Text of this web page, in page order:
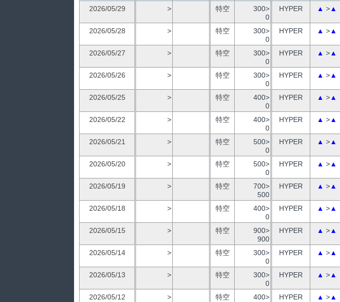
2026/05/29
> 特空
300>
0
HYPER ▲ >▲
2026/05/28
> 特空
300>
0
HYPER ▲ >▲
2026/05/27
> 特空
300>
0
HYPER ▲ >▲
2026/05/26
> 特空
300>
0
HYPER ▲ >▲
2026/05/25
> 特空
400>
0
HYPER ▲ >▲
2026/05/22
> 特空
400>
0
HYPER ▲ >▲
2026/05/21
> 特空
500>
0
HYPER ▲ >▲
2026/05/20
> 特空
500>
0
HYPER ▲ >▲
2026/05/19
> 特空
700>
500
HYPER ▲ >▲
2026/05/18
> 特空
400>
0
HYPER ▲ >▲
2026/05/15
> 特空
900>
900
HYPER ▲ >▲
2026/05/14
> 特空
300>
0
HYPER ▲ >▲
2026/05/13
> 特空
300>
0
HYPER ▲ >▲
2026/05/12
> 特空
400>
HYPER ▲ >▲